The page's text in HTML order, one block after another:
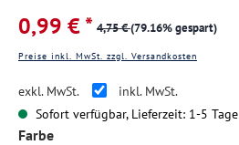
0,99 € * 4,75 €(79.16% gespart)
Preise inkl. MwSt. zzgl. Versandkosten
exkl. MwSt.
inkl. MwSt.
Sofort verfügbar, Lieferzeit: 1-5 Tage
Farbeauswählen